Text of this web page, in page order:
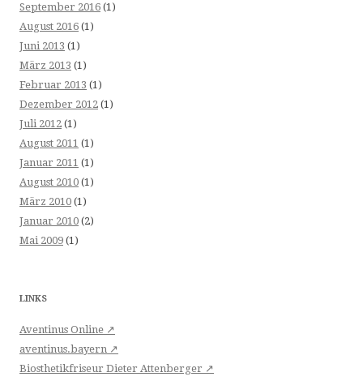
September 2016 (1)
August 2016 (1)
Juni 2013 (1)
März 2013 (1)
Februar 2013 (1)
Dezember 2012 (1)
Juli 2012 (1)
August 2011 (1)
Januar 2011 (1)
August 2010 (1)
März 2010 (1)
Januar 2010 (2)
Mai 2009 (1)
LINKS
Aventinus Online ↗
aventinus.bayern ↗
Biosthetikfriseur Dieter Attenberger ↗